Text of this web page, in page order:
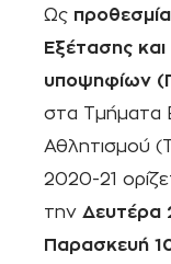
Ως
Εξέτασης
υποψηφίων
στα Τμήματα
Αθλητισμού
2020-21
την Δευτέρα
Παρασκευή